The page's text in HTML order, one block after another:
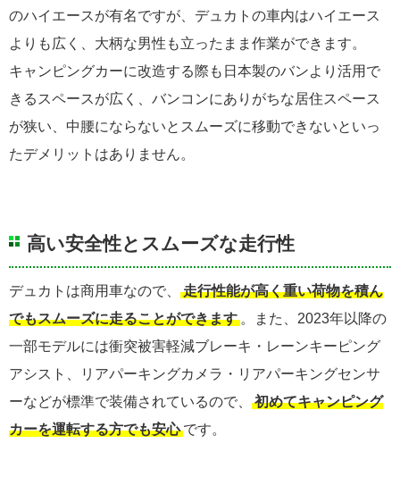
のハイエースが有名ですが、デュカトの車内はハイエース
よりも広く、大柄な男性も立ったまま作業ができます。
キャンピングカーに改造する際も日本製のバンより活用で
きるスペースが広く、バンコンにありがちな居住スペース
が狭い、中腰にならないとスムーズに移動できないといっ
たデメリットはありません。
高い安全性とスムーズな走行性
デュカトは商用車なので、
走行性能が高く重い荷物を積ん
でもスムーズに走ることができます 。また、2023年以降の
一部モデルには衝突被害軽減ブレーキ・レーンキーピング
アシスト、リアパーキングカメラ・リアパーキングセンサ
ーなどが標準で装備されているので、
初めてキャンピング
カーを運転する方でも安心 です。